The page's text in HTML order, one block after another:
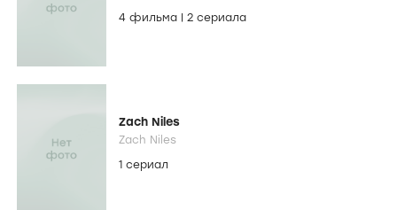
4 фильма
2 сериала
Zach Niles
Zach Niles
1 сериал